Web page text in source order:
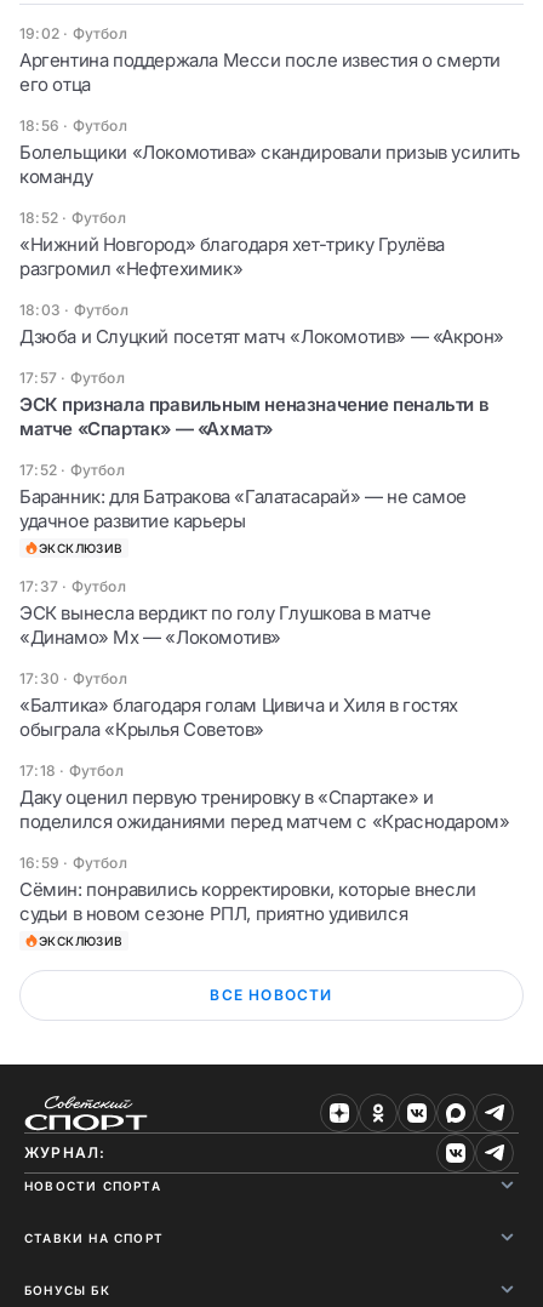
19:02 · Футбол
Аргентина поддержала Месси после известия о смерти
его отца
18:56 · Футбол
Болельщики «Локомотива» скандировали призыв усилить
команду
18:52 · Футбол
«Нижний Новгород» благодаря хет-трику Грулёва
разгромил «Нефтехимик»
18:03 · Футбол
Дзюба и Слуцкий посетят матч «Локомотив» — «Акрон»
17:57 · Футбол
ЭСК признала правильным неназначение пенальти в
матче «Спартак» — «Ахмат»
17:52 · Футбол
Баранник: для Батракова «Галатасарай» — не самое
удачное развитие карьеры
ЭКСКЛЮЗИВ
17:37 · Футбол
ЭСК вынесла вердикт по голу Глушкова в матче
«Динамо» Мх — «Локомотив»
17:30 · Футбол
«Балтика» благодаря голам Цивича и Хиля в гостях
обыграла «Крылья Советов»
17:18 · Футбол
Даку оценил первую тренировку в «Спартаке» и
поделился ожиданиями перед матчем с «Краснодаром»
16:59 · Футбол
Сёмин: понравились корректировки, которые внесли
судьи в новом сезоне РПЛ, приятно удивился
ЭКСКЛЮЗИВ
ВСЕ НОВОСТИ
ЖУРНАЛ:
НОВОСТИ СПОРТА
СТАВКИ НА СПОРТ
БОНУСЫ БК